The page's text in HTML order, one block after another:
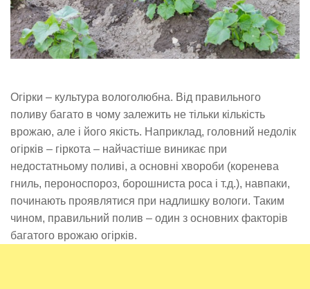
Огірки – культура вологолюбна. Від правильного
поливу багато в чому залежить не тільки кількість
врожаю, але і його якість. Наприклад, головний недолік
огірків – гіркота – найчастіше виникає при
недостатньому поливі, а основні хвороби (коренева
гниль, пероноспороз, борошниста роса і т.д.), навпаки,
починають проявлятися при надлишку вологи. Таким
чином, правильний полив – один з основних факторів
багатого врожаю огірків.